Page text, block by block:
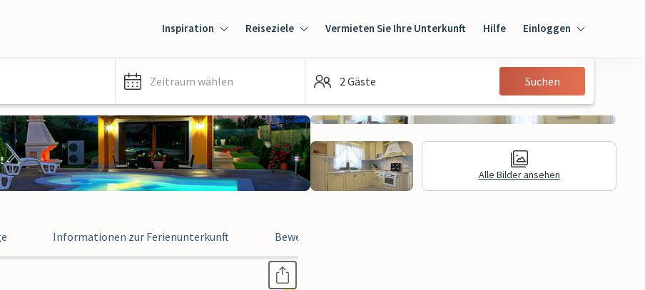
Inspiration Reiseziele Vermieten Sie Ihre Unterkunft Hilfe Einloggen
Einloggen
Gast
Zeitraum wählen 2 Gäste Suchen
Alle Bilder ansehen
Informationen zur Ferienunterkunft Bewertungen